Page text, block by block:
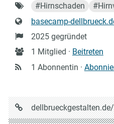
Schlagworte
#Hirnschaden #
Website
basecamp-
Gründung
2025 gegründet
Anzahl
Mitglieder
1 Mitglied · Beitreten
1 Abonnentin ·
URL
auf
dellbrueckgestalten.de/